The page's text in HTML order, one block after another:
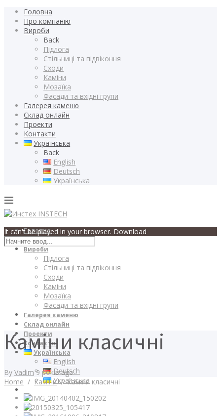
Головна
Про компанію
Вироби
Back
Підлога
Стільниці та підвіконня
Сходи
Каміни
Мозаїка
Фасади та вхідні групи
Галерея каменю
Склад онлайн
Проекти
Контакти
Українська
Back
English
Deutsch
Українська
INSTECH
Головна
Про компанію
Вироби
Підлога
Стільниці та підвіконня
Сходи
Каміни
Мозаїка
Фасади та вхідні групи
Галерея каменю
Склад онлайн
Проекти
Контакти
Українська
English
Deutsch
Українська
It can't be played in your browser. Download
Каміни класичні
By Vadim 9 років ago
Home / Каміни/Каміни класичні